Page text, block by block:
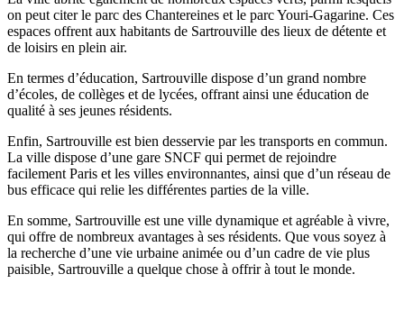
on peut citer le parc des Chantereines et le parc Youri-Gagarine. Ces
espaces offrent aux habitants de Sartrouville des lieux de détente et
de loisirs en plein air.
En termes d’éducation, Sartrouville dispose d’un grand nombre
d’écoles, de collèges et de lycées, offrant ainsi une éducation de
qualité à ses jeunes résidents.
Enfin, Sartrouville est bien desservie par les transports en commun.
La ville dispose d’une gare SNCF qui permet de rejoindre
facilement Paris et les villes environnantes, ainsi que d’un réseau de
bus efficace qui relie les différentes parties de la ville.
En somme, Sartrouville est une ville dynamique et agréable à vivre,
qui offre de nombreux avantages à ses résidents. Que vous soyez à
la recherche d’une vie urbaine animée ou d’un cadre de vie plus
paisible, Sartrouville a quelque chose à offrir à tout le monde.